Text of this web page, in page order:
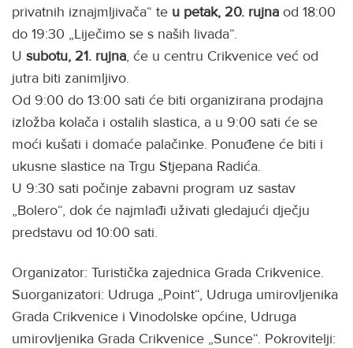
privatnih iznajmljivača“ te u petak, 20. rujna od 18:00
do 19:30 „Liječimo se s naših livada“.
U subotu, 21. rujna, će u centru Crikvenice već od
jutra biti zanimljivo.
Od 9:00 do 13:00 sati će biti organizirana prodajna
izložba kolača i ostalih slastica, a u 9:00 sati će se
moći kušati i domaće palačinke. Ponuđene će biti i
ukusne slastice na Trgu Stjepana Radića.
U 9:30 sati počinje zabavni program uz sastav
„Bolero“, dok će najmlađi uživati gledajući dječju
predstavu od 10:00 sati.
Organizator: Turistička zajednica Grada Crikvenice.
Suorganizatori: Udruga „Point“, Udruga umirovljenika
Grada Crikvenice i Vinodolske općine, Udruga
umirovljenika Grada Crikvenice „Sunce“. Pokrovitelji: